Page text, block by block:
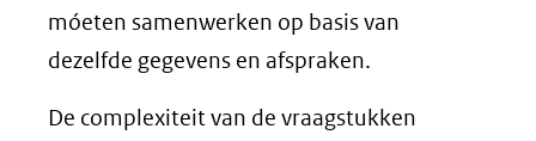
móeten samenwerken op basis van
dezelfde gegevens en afspraken.
De complexiteit van de vraagstukken